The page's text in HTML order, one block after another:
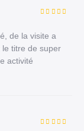
de la visite a
titre de super
activité